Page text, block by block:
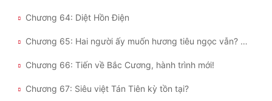
Chương 64: Diệt Hồn Điện
Chương 65: Hai người ấy muốn hương tiêu ngọc vẫn? Khó như lên trời cứu mạng!
Chương 66: Tiến về Bắc Cương, hành trình mới!
Chương 67: Siêu việt Tán Tiên kỳ tồn tại?